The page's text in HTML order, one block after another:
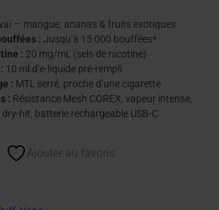
— mangue, ananas & fruits exotiques
: Jusqu’à 15 000 bouffées*
: 20 mg/mL (sels de nicotine)
10 ml d’e-liquide pré-rempli
: MTL serré, proche d’une cigarette
: Résistance Mesh COREX, vapeur intense,
hit, batterie rechargeable USB-C
Ajouter au favoris